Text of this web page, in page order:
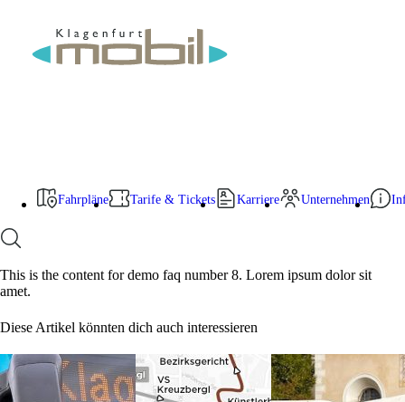
Fahrpläne
Fahrpläne, Linien & Standplätze
KlagenfurtMobil 2.0-App
Gruppen-Ticket
Tarifbestimmungen & Beförderungsbedingungen
Unternehmen
Kontakte
News
Infos & Service
Fundgegenstände
Sonderfahrten
Fahrpläne Tarife & Tickets Karriere Unternehmen
This is the content for demo faq number 8. Lorem ipsum dolor sit
amet.
Diese Artikel könnten dich auch interessieren